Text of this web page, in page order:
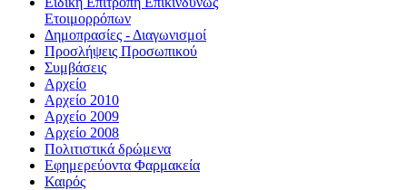
Ετοιμορρόπων
Δημοπρασίες - Διαγωνισμοί
Προσλήψεις Προσωπικού
Συμβάσεις
Αρχείο
Αρχείο 2010
Αρχείο 2009
Αρχείο 2008
Πολιτιστικά δρώμενα
Εφημερεύοντα Φαρμακεία
Καιρός